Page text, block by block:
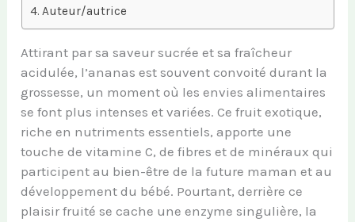
Auteur/autrice
Attirant par sa saveur sucrée et sa fraîcheur
acidulée, l’ananas est souvent convoité durant la
grossesse, un moment où les envies alimentaires
se font plus intenses et variées. Ce fruit exotique,
riche en nutriments essentiels, apporte une
touche de vitamine C, de fibres et de minéraux qui
participent au bien-être de la future maman et au
développement du bébé. Pourtant, derrière ce
plaisir fruité se cache une enzyme singulière, la